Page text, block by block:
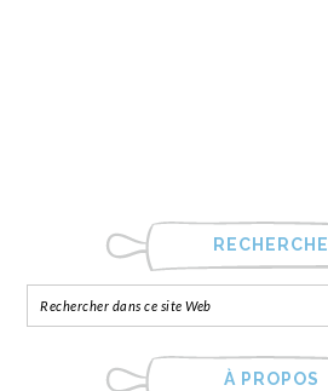
RECHERCHE
À PROPOS